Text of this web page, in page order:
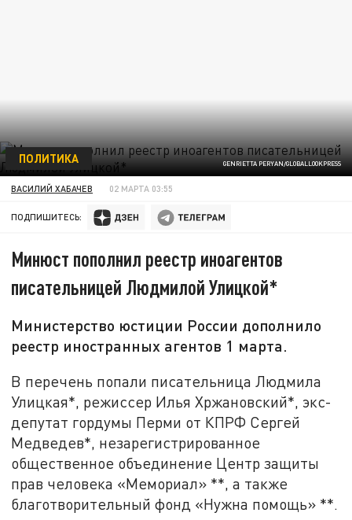
GENRIETTA PERYAN/GLOBALLOOKPRESS
ПОЛИТИКА
ВАСИЛИЙ ХАБАЧЕВ 02 МАРТА 03:55
ПОДПИШИТЕСЬ:
Минюст пополнил реестр иноагентов
писательницей Людмилой Улицкой*
Министерство юстиции России дополнило
реестр иностранных агентов 1 марта.
В перечень попали писательница Людмила
Улицкая*, режиссер Илья Хржановский*, экс-
депутат гордумы Перми от КПРФ Сергей
Медведев*, незарегистрированное
общественное объединение Центр защиты
прав человека «Мемориал» **, а также
благотворительный фонд «Нужна помощь» **.